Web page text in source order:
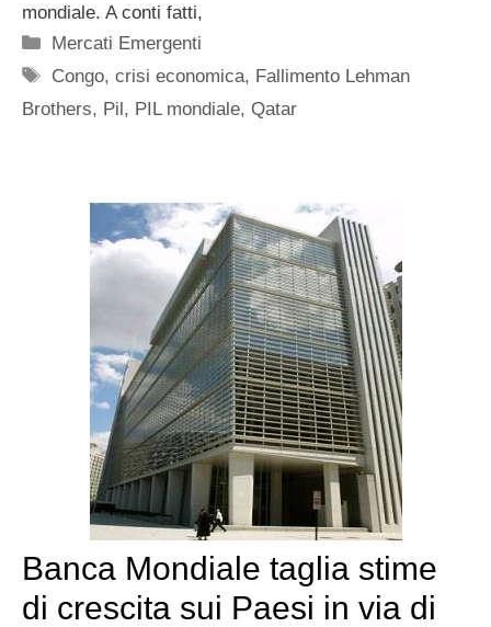
mondiale. A conti fatti,
Categorie
Mercati Emergenti
Tag
Congo,crisi economica, Fallimento Lehman
Brothers, Pil, PIL mondiale, Qatar
Banca Mondiale taglia stime
di crescita sui Paesi in via di